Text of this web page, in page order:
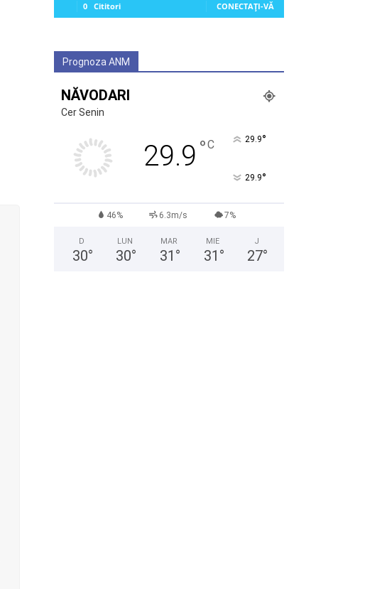
0 Cititori CONECTAȚI-VĂ
Prognoza ANM
NĂVODARI
Cer Senin
29.9 °C 29.9°
29.9°
46% 6.3m/s 7%
D
30°
LUN
30°
MAR
31 °
MIE
31 °
J
27°